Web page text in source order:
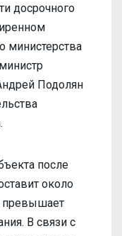
досрочного
министерства
Подолян
после
около
превышает
В связи с